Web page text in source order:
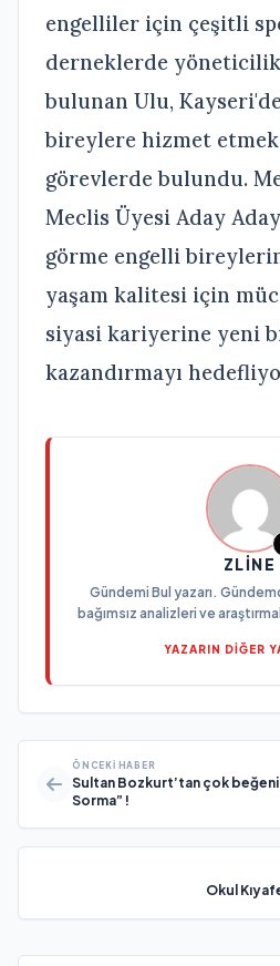
engelliler için çeşitli
derneklerde
bulunan Ulu,
bireylere hizmet
görevlerde bulundu.
Meclis Üyesi Aday
görme engelli
yaşam kalitesi için
siyasi kariyerine yeni
kazandırmayı
ZLINE
Gündemi Bul yazarı.
bağımsız analizleri ve
YAZARIN DİĞER
ÖNCEKI HABER
Sultan Bozkurt’tan çok
Sorma” !
Okul